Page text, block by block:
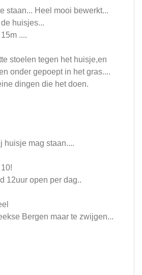
staan... Heel mooi bewerkt...
huisjes...
....
stoelen tegen het huisje,en
onder gepoept in het gras....
dingen die het doen.
huisje mag staan....
12uur open per dag..
Bergen maar te zwijgen...